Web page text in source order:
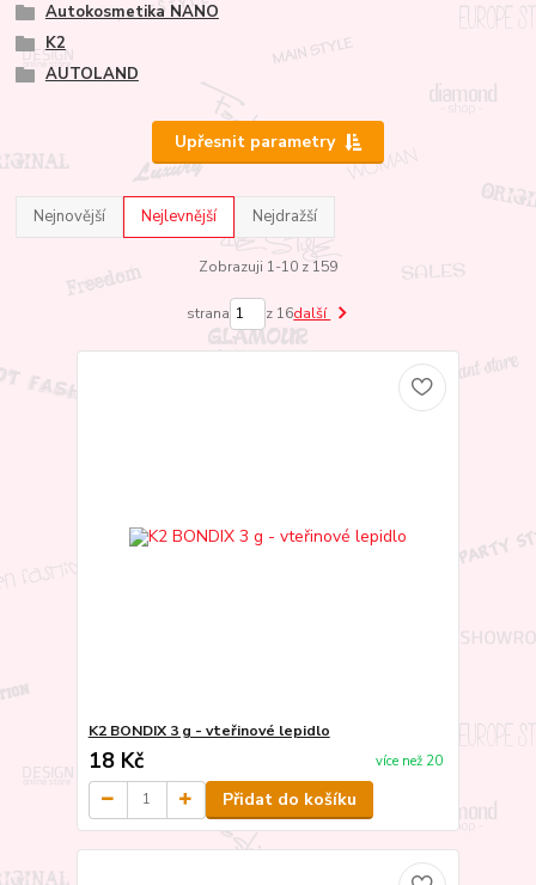
Autokosmetika NANO
K2
AUTOLAND
Upřesnit parametry
Nejnovější Nejlevnější Nejdražší
Zobrazuji 1-10 z 159
strana z 16další
K2 BONDIX 3 g - vteřinové lepidlo
18 Kč více než 20
Přidat do košíku